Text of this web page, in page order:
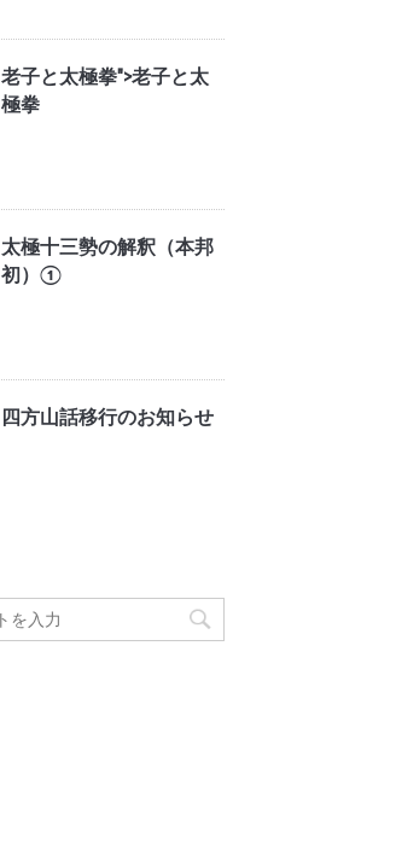
老子と太極拳">老子と太
極拳
太極十三勢の解釈（本邦
初）①
四方山話移行のお知らせ